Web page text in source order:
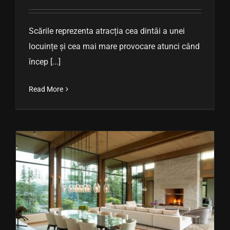
Scările reprezenta atracția cea dintâi a unei
locuințe și cea mai mare provocare atunci când
încep [...]
Read More